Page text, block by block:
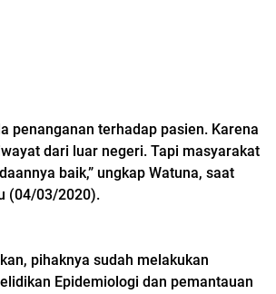
penanganan terhadap pasien. Karena
dari luar negeri. Tapi masyarakat
baik,” ungkap Watuna, saat
(04/03/2020).
pihaknya sudah melakukan
Epidemiologi dan pemantauan